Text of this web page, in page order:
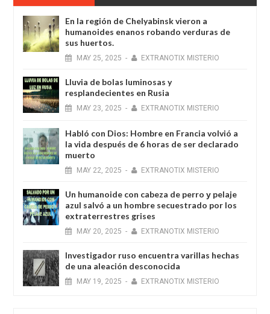
En la región de Chelyabinsk vieron a
humanoides enanos robando verduras de
sus huertos.
MAY 25, 2025 - EXTRANOTIX MISTERIO
Lluvia de bolas luminosas y
resplandecientes en Rusia
MAY 23, 2025 - EXTRANOTIX MISTERIO
Habló con Dios: Hombre en Francia volvió a
la vida después de 6 horas de ser declarado
muerto
MAY 22, 2025 - EXTRANOTIX MISTERIO
Un humanoide con cabeza de perro у pelaje
azul salvó a un hombre secuestrado por los
extraterrestres grises
MAY 20, 2025 - EXTRANOTIX MISTERIO
Investigador ruso encuentra varillas hechas
de una aleación desconocida
MAY 19, 2025 - EXTRANOTIX MISTERIO